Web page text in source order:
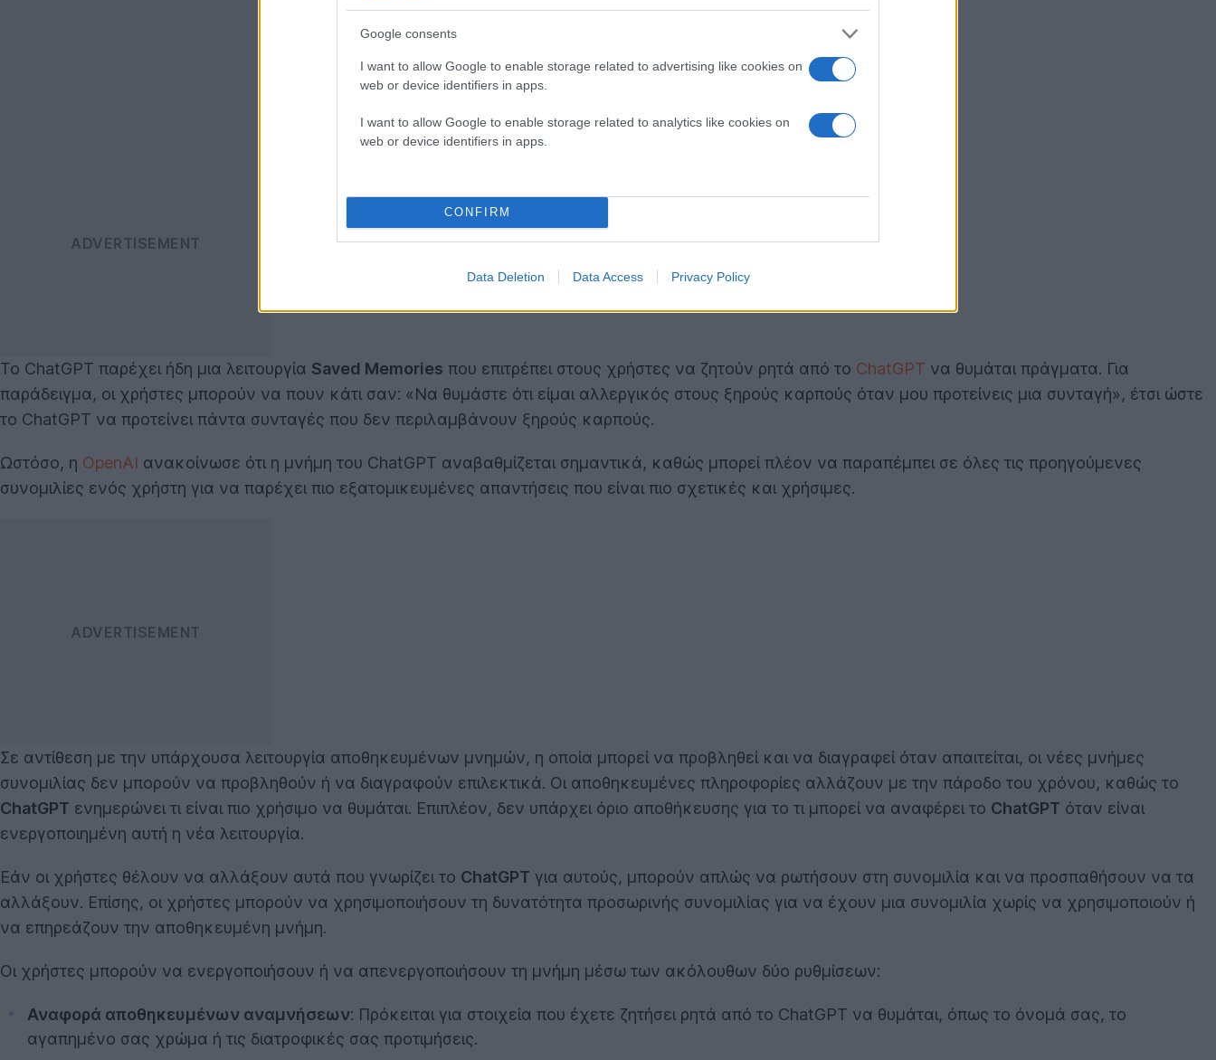
Google consents
I want to allow Google to enable storage related to advertising like cookies on
web or device identifiers in apps.
I want to allow Google to enable storage related to analytics like cookies on
web or device identifiers in apps.
CONFIRM
Data Deletion Data Access Privacy Policy
Το ChatGPT παρέχει ήδη μια λειτουργία Saved Memories που επιτρέπει στους χρήστες να ζητούν ρητά από το ChatGPT να θυμάται πράγματα. Για
παράδειγμα, οι χρήστες μπορούν να πουν κάτι σαν: «Να θυμάστε ότι είμαι αλλεργικός στους ξηρούς καρπούς όταν μου προτείνεις μια συνταγή», έτσι ώστε
το ChatGPT να προτείνει πάντα συνταγές που δεν περιλαμβάνουν ξηρούς καρπούς.
Ωστόσο, η OpenAI ανακοίνωσε ότι η μνήμη του ChatGPT αναβαθμίζεται σημαντικά, καθώς μπορεί πλέον να παραπέμπει σε όλες τις προηγούμενες
συνομιλίες ενός χρήστη για να παρέχει πιο εξατομικευμένες απαντήσεις που είναι πιο σχετικές και χρήσιμες.
Σε αντίθεση με την υπάρχουσα λειτουργία αποθηκευμένων μνημών, η οποία μπορεί να προβληθεί και να διαγραφεί όταν απαιτείται, οι νέες μνήμες
συνομιλίας δεν μπορούν να προβληθούν ή να διαγραφούν επιλεκτικά. Οι αποθηκευμένες πληροφορίες αλλάζουν με την πάροδο του χρόνου, καθώς το
ChatGPT ενημερώνει τι είναι πιο χρήσιμο να θυμάται. Επιπλέον, δεν υπάρχει όριο αποθήκευσης για το τι μπορεί να αναφέρει το ChatGPT όταν είναι
ενεργοποιημένη αυτή η νέα λειτουργία.
Εάν οι χρήστες θέλουν να αλλάξουν αυτά που γνωρίζει το ChatGPT για αυτούς, μπορούν απλώς να ρωτήσουν στη συνομιλία και να προσπαθήσουν να τα
αλλάξουν. Επίσης, οι χρήστες μπορούν να χρησιμοποιήσουν τη δυνατότητα προσωρινής συνομιλίας για να έχουν μια συνομιλία χωρίς να χρησιμοποιούν ή
να επηρεάζουν την αποθηκευμένη μνήμη.
Οι χρήστες μπορούν να ενεργοποιήσουν ή να απενεργοποιήσουν τη μνήμη μέσω των ακόλουθων δύο ρυθμίσεων:
Αναφορά αποθηκευμένων αναμνήσεων: Πρόκειται για στοιχεία που έχετε ζητήσει ρητά από το ChatGPT να θυμάται, όπως το όνομά σας, το
αγαπημένο σας χρώμα ή τις διατροφικές σας προτιμήσεις.